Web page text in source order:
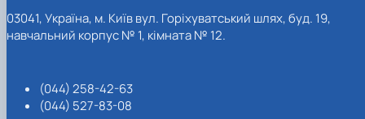
03041, Україна, м. Київ вул. Горіхуватський шлях, буд. 19,
навчальний корпус № 1, кімната № 12.
(044) 258-42-63
(044) 527-83-08